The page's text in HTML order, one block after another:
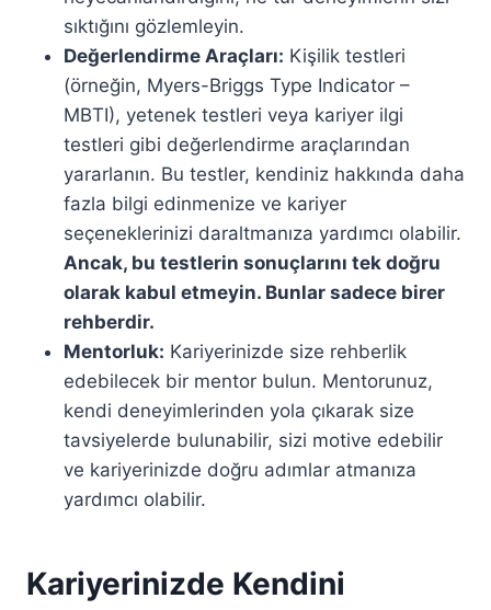
sıktığını gözlemleyin.
Değerlendirme Araçları: Kişilik testleri
(örneğin, Myers-Briggs Type Indicator –
MBTI), yetenek testleri veya kariyer ilgi
testleri gibi değerlendirme araçlarından
yararlanın. Bu testler, kendiniz hakkında daha
fazla bilgi edinmenize ve kariyer
seçeneklerinizi daraltmanıza yardımcı olabilir.
Ancak, bu testlerin sonuçlarını tek doğru
olarak kabul etmeyin. Bunlar sadece birer
rehberdir.
Mentorluk: Kariyerinizde size rehberlik
edebilecek bir mentor bulun. Mentorunuz,
kendi deneyimlerinden yola çıkarak size
tavsiyelerde bulunabilir, sizi motive edebilir
ve kariyerinizde doğru adımlar atmanıza
yardımcı olabilir.
Kariyerinizde Kendini